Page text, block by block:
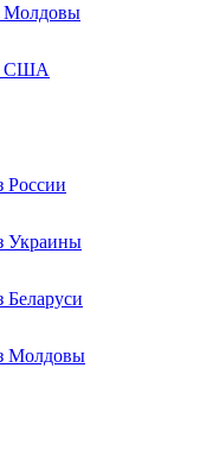
Молдовы
США
России
Украины
Беларуси
Молдовы